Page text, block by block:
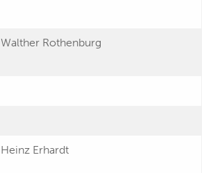
Walther Rothenburg
Heinz Erhardt